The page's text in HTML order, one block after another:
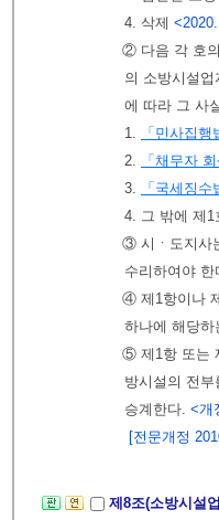
4. 삭제
② 다음 각 호
의 소방시설
에 따라 그 사
1.
「민사집행
2.
「채무자
3.
「국세징수
4. 그 밖에 제1
③ 시ㆍ도지사
수리하여야
④ 제1항이나
하나에 해당
⑤ 제1항 또는
방시설의 전
승계한다. <개
[전문개정
제8조(소방시설